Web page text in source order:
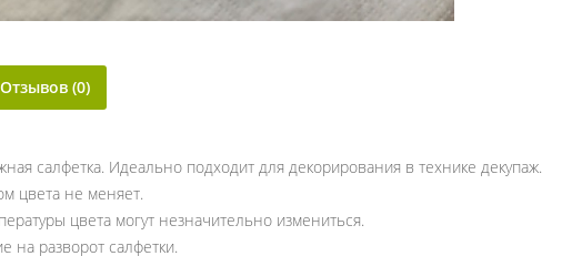
Отзывов (0)
салфетка. Идеально подходит для декорирования в технике декупаж.
цвета не меняет.
цвета могут незначительно измениться.
на разворот салфетки.